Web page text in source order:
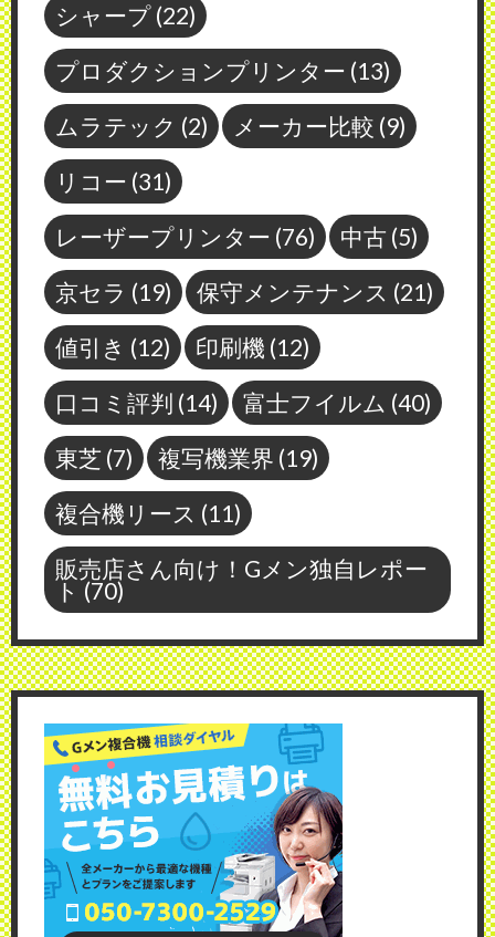
シャープ (22)
プロダクションプリンター (13)
ムラテック (2) メーカー比較 (9)
リコー (31)
レーザープリンター (76) 中古 (5)
京セラ (19) 保守メンテナンス (21)
値引き (12) 印刷機 (12)
口コミ評判 (14) 富士フイルム (40)
東芝 (7) 複写機業界 (19)
複合機リース (11)
販売店さん向け！Gメン独自レポー
ト (70)